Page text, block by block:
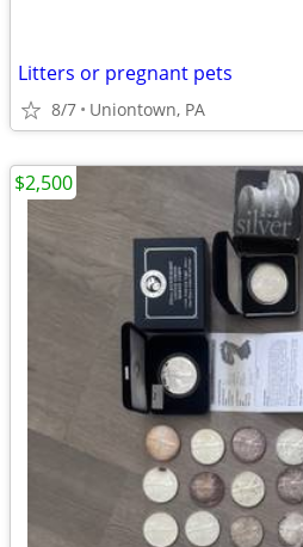
Litters or pregnant pets
8/7 Uniontown, PA
$2,500